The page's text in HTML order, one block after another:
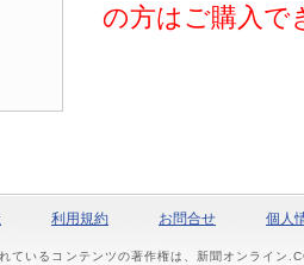
の方はご購入で
利用規約 お問合せ 個人
ているコンテンツの著作権は、新聞オンライン